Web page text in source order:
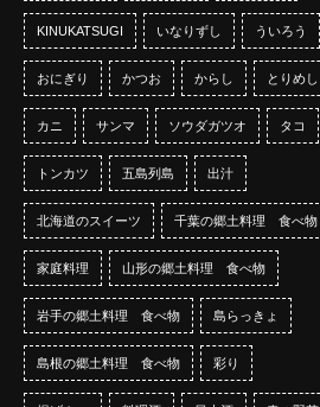
KINUKATSUGI いなりずし ういろう
おにぎり かつお からし とりめし
カニ サンマ ソウダガツオ タコ
トンカツ 五島列島 出汁
北海道のスイーツ 千葉の郷土料理 食べ物
家庭料理 山形の郷土料理 食べ物
岩手の郷土料理 食べ物 島らっきょ
島根の郷土料理 食べ物 彩り